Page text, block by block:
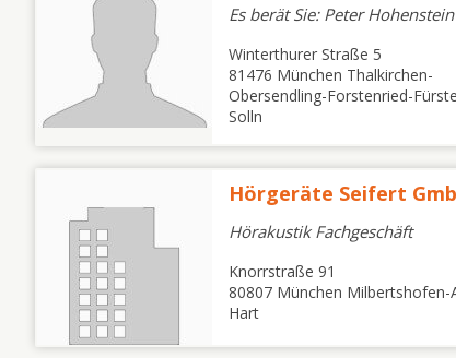
Es berät Sie: Peter
Winterthurer Straße 5
81476 München Thalkirchen-
Obersendling-Forstenried-
Solln
Hörgeräte Seifert
Hörakustik Fachgeschäft
Knorrstraße 91
80807 München Milbertshofen-
Hart